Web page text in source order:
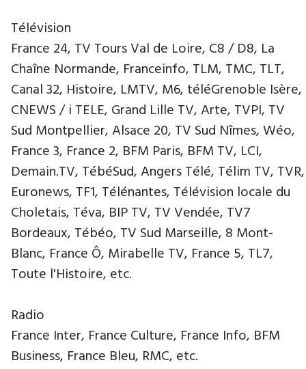
Télévision
France 24, TV Tours Val de Loire, C8 / D8, La
Chaîne Normande, Franceinfo, TLM, TMC, TLT,
Canal 32, Histoire, LMTV, M6, téléGrenoble Isère,
CNEWS / i TELE, Grand Lille TV, Arte, TVPI, TV
Sud Montpellier, Alsace 20, TV Sud Nîmes, Wéo,
France 3, France 2, BFM Paris, BFM TV, LCI,
Demain.TV, TébéSud, Angers Télé, Télim TV, TVR,
Euronews, TF1, Télénantes, Télévision locale du
Choletais, Téva, BIP TV, TV Vendée, TV7
Bordeaux, Tébéo, TV Sud Marseille, 8 Mont-
Blanc, France Ô, Mirabelle TV, France 5, TL7,
Toute l'Histoire, etc.
Radio
France Inter, France Culture, France Info, BFM
Business, France Bleu, RMC, etc.